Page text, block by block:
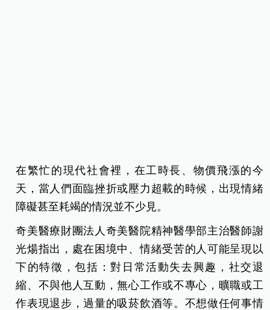
在繁忙的現代社會裡，在工時長、物價飛漲的今
天，當人們面臨挫折或壓力超載的時候，出現情緒
障礙甚至耗竭的情況並不少見。
奇美醫療財團法人奇美醫院精神醫學部主治醫師謝
光煬指出，處在困境中、情緒受苦的人可能呈現以
下的特徵，包括：對日常活動失去興趣，社交退
縮、不與他人互動，無心工作或不專心，曠職或工
作表現退步，過量的吸菸飲酒等。不想做任何事情